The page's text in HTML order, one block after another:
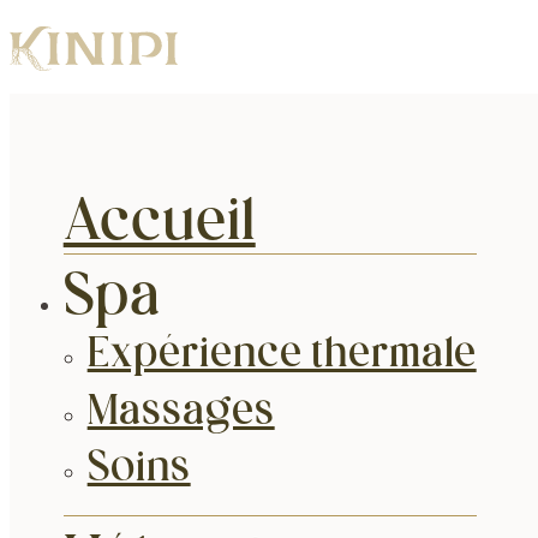
Accueil
Spa
Expérience thermale
Massages
Soins